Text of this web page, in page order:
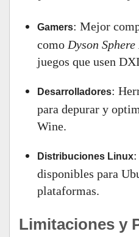
Gamers: Mejor
como Dyson
juegos que usen
Desarrolladores:
para depurar y
Wine.
Distribuciones Linux
disponibles para
plataformas.
Limitaciones y